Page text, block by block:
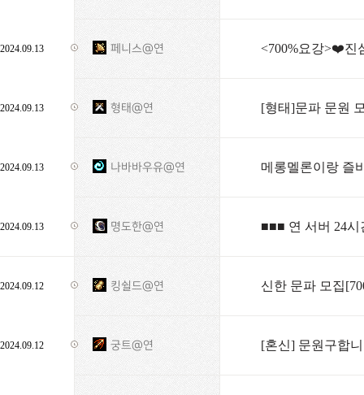
2024.09.13 페니스@연 <700%요강>❤️진
2024.09.13 형태@연 [형태]문파 문원
2024.09.13 나바바우유@연 메롱멜론이랑 즐
2024.09.13 명도한@연 ■■■ 연 서버 24
2024.09.12 킹쉴드@연 신한 문파 모집
2024.09.12 궁트@연 [혼신] 문원구합